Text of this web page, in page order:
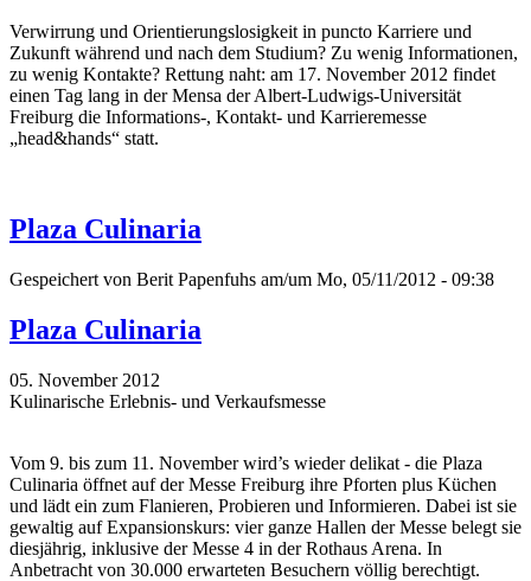
Verwirrung und Orientierungslosigkeit in puncto Karriere und
Zukunft während und nach dem Studium? Zu wenig Informationen,
zu wenig Kontakte? Rettung naht: am 17. November 2012 findet
einen Tag lang in der Mensa der Albert-Ludwigs-Universität
Freiburg die Informations-, Kontakt- und Karrieremesse
„head&hands“ statt.
Plaza Culinaria
Gespeichert von Berit Papenfuhs am/um Mo, 05/11/2012 - 09:38
Plaza Culinaria
05. November 2012
Kulinarische Erlebnis- und Verkaufsmesse
Vom 9. bis zum 11. November wird’s wieder delikat - die Plaza
Culinaria öffnet auf der Messe Freiburg ihre Pforten plus Küchen
und lädt ein zum Flanieren, Probieren und Informieren. Dabei ist sie
gewaltig auf Expansionskurs: vier ganze Hallen der Messe belegt sie
diesjährig, inklusive der Messe 4 in der Rothaus Arena. In
Anbetracht von 30.000 erwarteten Besuchern völlig berechtigt.